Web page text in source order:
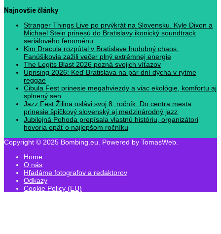
Najnovšie články
Stranger Things Live po prvýkrát na Slovensku. Kyle Dixon a
Michael Stein prinesú do Bratislavy ikonický soundtrack
seriálového fenoménu
Kim Dracula rozpútal v Bratislave hudobný chaos.
Fanúšikovia zažili večer plný extrémnej energie
The Legits Blast 2026 pozná svojich víťazov
Uprising 2026: Keď Bratislava na pár dní dýcha v rytme
reggae
Cibula Fest prinesie megahviezdy a viac ekológie, komfortu aj
splnený sen
Jazz Fest Žilina oslávi svoj 8. ročník. Do centra mesta
prinesie špičkový slovenský aj medzinárodný jazz
Jubilejná Pohoda prepísala vlastnú históriu, organizátori
hovoria opäť o najlepšom ročníku
Copyright © 2025 Bombing.eu. Powered by TomasWeb.
Home
O nás
Hľadáme fotografov a redaktorov
Odkazy
Cookie Policy (EU)